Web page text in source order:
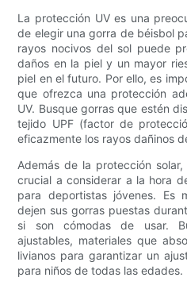
La protección UV es una
de elegir una gorra de béisbol
rayos nocivos del sol puede
daños en la piel y un mayor
piel en el futuro. Por ello, es
que ofrezca una protección
UV. Busque gorras que estén
tejido UPF (factor de
eficazmente los rayos dañinos
Además de la protección
crucial a considerar a la hora
para deportistas jóvenes. Es
dejen sus gorras puestas
si son cómodas de usar.
ajustables, materiales que
livianos para garantizar un
para niños de todas las edades.